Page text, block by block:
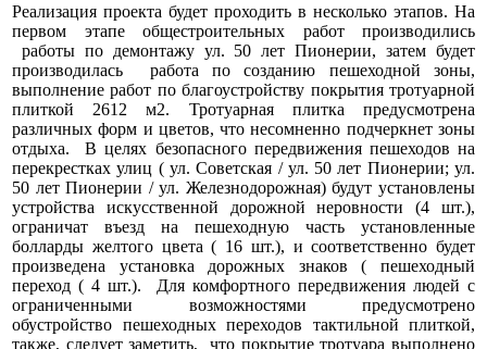
Реализация проекта будет проходить в несколько этапов. На
первом этапе общестроительных работ производились
работы по демонтажу ул. 50 лет Пионерии, затем будет
производилась работа по созданию пешеходной зоны,
выполнение работ по благоустройству покрытия тротуарной
плиткой 2612 м2. Тротуарная плитка предусмотрена
различных форм и цветов, что несомненно подчеркнет зоны
отдыха. В целях безопасного передвижения пешеходов на
перекрестках улиц ( ул. Советская / ул. 50 лет Пионерии; ул.
50 лет Пионерии / ул. Железнодорожная) будут установлены
устройства искусственной дорожной неровности (4 шт.),
ограничат въезд на пешеходную часть установленные
болларды желтого цвета ( 16 шт.), и соответственно будет
произведена установка дорожных знаков ( пешеходный
переход ( 4 шт.). Для комфортного передвижения людей с
ограниченными возможностями предусмотрено
обустройство пешеходных переходов тактильной плиткой,
также, следует заметить, что покрытие тротуара выполнено